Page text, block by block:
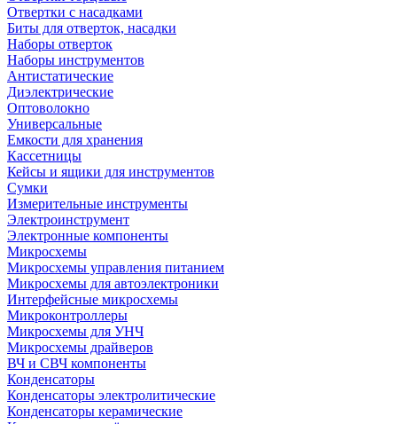
Отвертки с насадками
Биты для отверток, насадки
Наборы отверток
Наборы инструментов
Антистатические
Диэлектрические
Оптоволокно
Универсальные
Емкости для хранения
Кассетницы
Кейсы и ящики для инструментов
Сумки
Измерительные инструменты
Электроинструмент
Электронные компоненты
Микросхемы
Микросхемы управления питанием
Микросхемы для автоэлектроники
Интерфейсные микросхемы
Микроконтроллеры
Микросхемы для УНЧ
Микросхемы драйверов
ВЧ и СВЧ компоненты
Конденсаторы
Конденсаторы электролитические
Конденсаторы керамические